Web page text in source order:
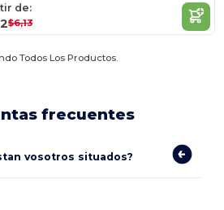
de:
$6,13
Todos Los Productos.
frecuentes
vosotros situados?